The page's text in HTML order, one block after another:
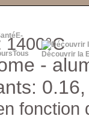
E-
Tous
Découvrir la
1400°C
-
fonction